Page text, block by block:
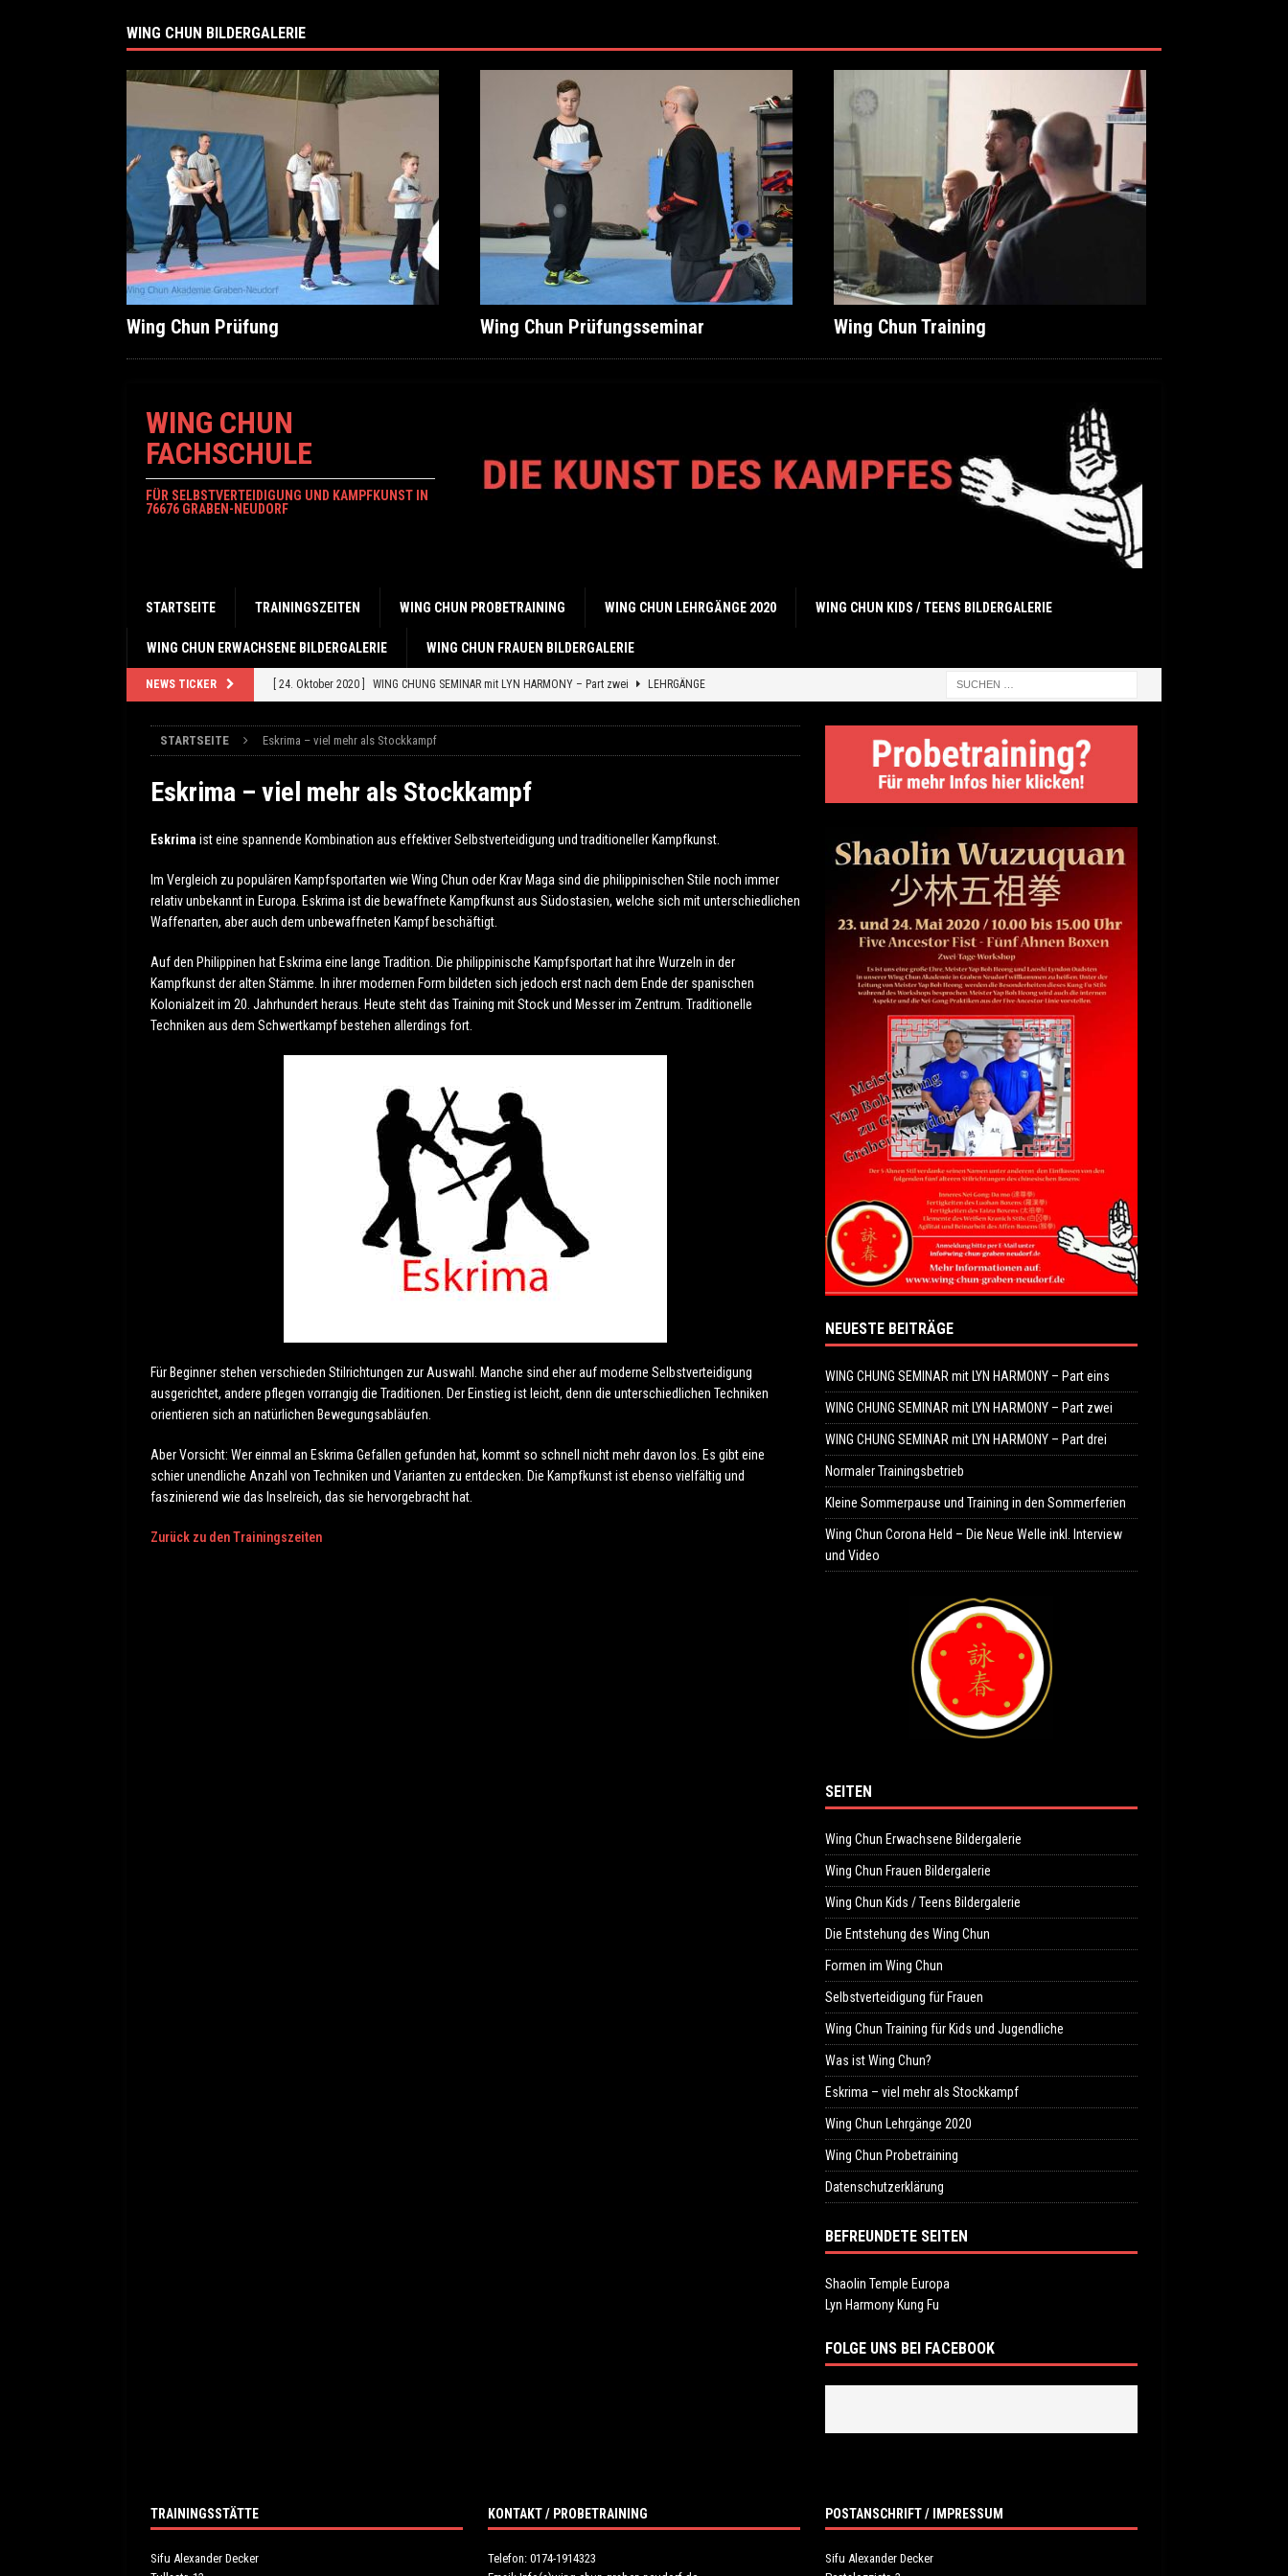
WING CHUN BILDERGALERIE
Wing Chun Prüfung Wing Chun Prüfungsseminar Wing Chun Training
WING CHUN
FACHSCHULE
FÜR SELBSTVERTEIDIGUNG UND KAMPFKUNST IN
76676 GRABEN-NEUDORF
STARTSEITE TRAININGSZEITEN WING CHUN PROBETRAINING WING CHUN LEHRGÄNGE 2020 WING CHUN KIDS / TEENS BILDERGALERIE
WING CHUN ERWACHSENE BILDERGALERIE WING CHUN FRAUEN BILDERGALERIE
NEWS TICKER [ 24. Oktober 2020 ] WING CHUNG SEMINAR mit LYN HARMONY – Part zwei LEHRGÄNGE
STARTSEITE Eskrima – viel mehr als Stockkampf
Eskrima – viel mehr als Stockkampf
Eskrima ist eine spannende Kombination aus effektiver Selbstverteidigung und traditioneller Kampfkunst.
Im Vergleich zu populären Kampfsportarten wie Wing Chun oder Krav Maga sind die philippinischen Stile noch immer
relativ unbekannt in Europa. Eskrima ist die bewaffnete Kampfkunst aus Südostasien, welche sich mit unterschiedlichen
Waffenarten, aber auch dem unbewaffneten Kampf beschäftigt.
Auf den Philippinen hat Eskrima eine lange Tradition. Die philippinische Kampfsportart hat ihre Wurzeln in der
Kampfkunst der alten Stämme. In ihrer modernen Form bildeten sich jedoch erst nach dem Ende der spanischen
Kolonialzeit im 20. Jahrhundert heraus. Heute steht das Training mit Stock und Messer im Zentrum. Traditionelle
Techniken aus dem Schwertkampf bestehen allerdings fort.
Für Beginner stehen verschieden Stilrichtungen zur Auswahl. Manche sind eher auf moderne Selbstverteidigung
ausgerichtet, andere pflegen vorrangig die Traditionen. Der Einstieg ist leicht, denn die unterschiedlichen Techniken
orientieren sich an natürlichen Bewegungsabläufen.
Aber Vorsicht: Wer einmal an Eskrima Gefallen gefunden hat, kommt so schnell nicht mehr davon los. Es gibt eine
schier unendliche Anzahl von Techniken und Varianten zu entdecken. Die Kampfkunst ist ebenso vielfältig und
faszinierend wie das Inselreich, das sie hervorgebracht hat.
Zurück zu den Trainingszeiten
NEUESTE BEITRÄGE
WING CHUNG SEMINAR mit LYN HARMONY – Part eins
WING CHUNG SEMINAR mit LYN HARMONY – Part zwei
WING CHUNG SEMINAR mit LYN HARMONY – Part drei
Normaler Trainingsbetrieb
Kleine Sommerpause und Training in den Sommerferien
Wing Chun Corona Held – Die Neue Welle inkl. Interview
und Video
SEITEN
Wing Chun Erwachsene Bildergalerie
Wing Chun Frauen Bildergalerie
Wing Chun Kids / Teens Bildergalerie
Die Entstehung des Wing Chun
Formen im Wing Chun
Selbstverteidigung für Frauen
Wing Chun Training für Kids und Jugendliche
Was ist Wing Chun?
Eskrima – viel mehr als Stockkampf
Wing Chun Lehrgänge 2020
Wing Chun Probetraining
Datenschutzerklärung
BEFREUNDETE SEITEN
Shaolin Temple Europa
Lyn Harmony Kung Fu
FOLGE UNS BEI FACEBOOK
TRAININGSSTÄTTE
Sifu Alexander Decker
KONTAKT / PROBETRAINING
Telefon: 0174-1914323
POSTANSCHRIFT / IMPRESSUM
Sifu Alexander Decker